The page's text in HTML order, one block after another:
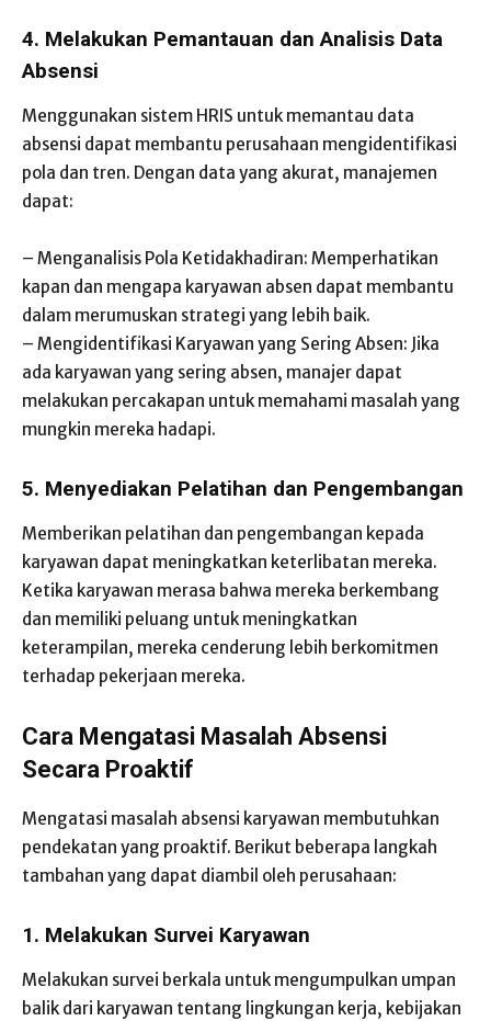
4. Melakukan Pemantauan dan Analisis Data
Absensi
Menggunakan sistem HRIS untuk memantau data
absensi dapat membantu perusahaan mengidentifikasi
pola dan tren. Dengan data yang akurat, manajemen
dapat:
– Menganalisis Pola Ketidakhadiran: Memperhatikan
kapan dan mengapa karyawan absen dapat membantu
dalam merumuskan strategi yang lebih baik.
– Mengidentifikasi Karyawan yang Sering Absen: Jika
ada karyawan yang sering absen, manajer dapat
melakukan percakapan untuk memahami masalah yang
mungkin mereka hadapi.
5. Menyediakan Pelatihan dan Pengembangan
Memberikan pelatihan dan pengembangan kepada
karyawan dapat meningkatkan keterlibatan mereka.
Ketika karyawan merasa bahwa mereka berkembang
dan memiliki peluang untuk meningkatkan
keterampilan, mereka cenderung lebih berkomitmen
terhadap pekerjaan mereka.
Cara Mengatasi Masalah Absensi
Secara Proaktif
Mengatasi masalah absensi karyawan membutuhkan
pendekatan yang proaktif. Berikut beberapa langkah
tambahan yang dapat diambil oleh perusahaan:
1. Melakukan Survei Karyawan
Melakukan survei berkala untuk mengumpulkan umpan
balik dari karyawan tentang lingkungan kerja, kebijakan